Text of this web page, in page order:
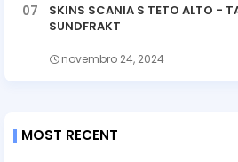
SKINS SCANIA S TETO ALTO -
SUNDFRAKT
novembro 24, 2024
MOST RECENT